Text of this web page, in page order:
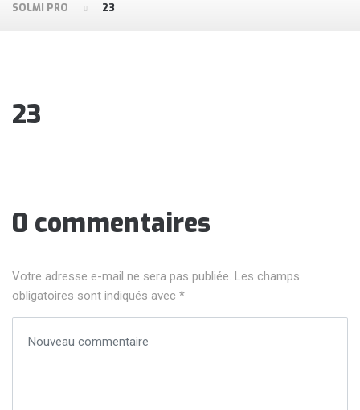
SOLMI PRO 23
23
0 commentaires
Votre adresse e-mail ne sera pas publiée. Les champs
obligatoires sont indiqués avec *